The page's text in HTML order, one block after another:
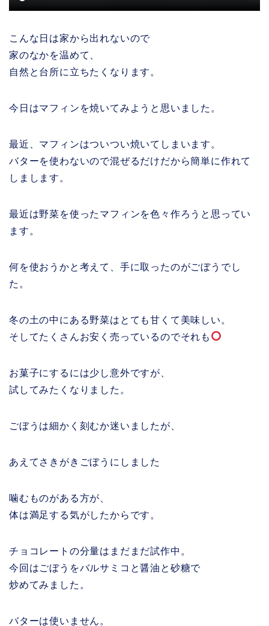
こんな日は家から出れないので
家のなかを温めて、
自然と台所に立ちたくなります。
今日はマフィンを焼いてみようと思いました。
最近、マフィンはついつい焼いてしまいます。
バターを使わないので混ぜるだけだから簡単に作れて
しまします。
最近は野菜を使ったマフィンを色々作ろうと思ってい
ます。
何を使おうかと考えて、手に取ったのがごぼうでし
た。
冬の土の中にある野菜はとても甘くて美味しい。
そしてたくさんお安く売っているのでそれも
お菓子にするには少し意外ですが、
試してみたくなりました。
ごぼうは細かく刻むか迷いましたが、
あえてさきがきごぼうにしました
噛むものがある方が、
体は満足する気がしたからです。
チョコレートの分量はまだまだ試作中。
今回はごぼうをバルサミコと醤油と砂糖で
炒めてみました。
バターは使いません。